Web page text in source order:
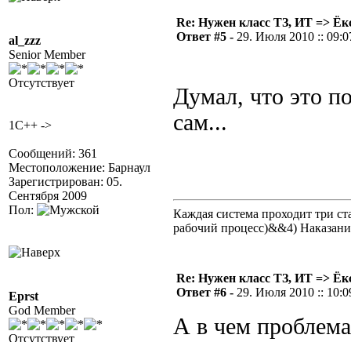
al_zzz
Senior Member
Отсутствует
1C++ ->
Сообщений: 361
Местоположение: Барнаул
Зарегистрирован: 05.
Сентября 2009
Пол:
Re: Нужен класс ТЗ, ИТ =>
Ответ #5 - 29. Июля 2010 ::
Думал, что это
сам...
Каждая система проходит три
рабочий процесс)&&4)
Eprst
God Member
Отсутствует
Re: Нужен класс ТЗ, ИТ =>
Ответ #6 - 29. Июля 2010 ::
А в чем